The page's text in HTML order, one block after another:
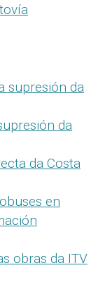
supresión da
da
da Costa
en
obras da ITV